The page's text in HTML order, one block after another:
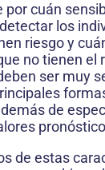
por cuán
los
riesgo y
no tienen el
ser muy
de
de estas